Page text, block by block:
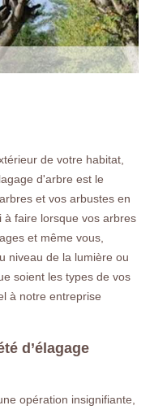
de votre habitat,
d'arbre est le
et vos arbustes en
à faire lorsque vos arbres
et même vous,
niveau de la lumière ou
soient les types de vos
à notre entreprise
d’élagage
opération insignifiante,